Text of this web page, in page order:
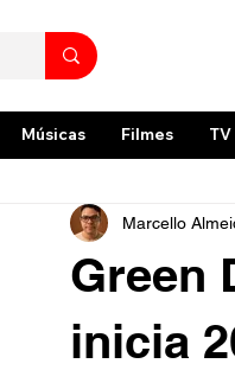
Músicas Filmes
Green
inicia
Marcello